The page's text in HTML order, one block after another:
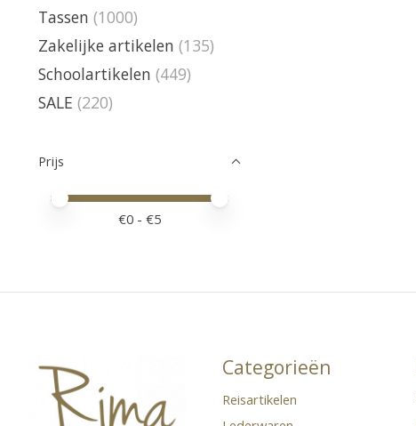
Tassen (1000)
Zakelijke artikelen (135)
Schoolartikelen (449)
SALE (220)
Prijs
Minimale prijswaarde
Price maximum value
€0 - €5
Categorieën
Reisartikelen